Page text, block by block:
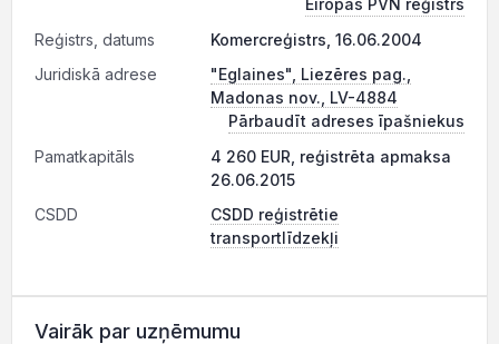
Eiropas PVN reģistrs
Reģistrs, datums
Komercreģistrs, 16.06.2004
Juridiskā adrese
"Eglaines", Liezēres pag.,
Madonas nov., LV-4884
Pārbaudīt adreses īpašniekus
Pamatkapitāls
4 260 EUR, reģistrēta apmaksa
26.06.2015
CSDD
CSDD reģistrētie
transportlīdzekļi
Vairāk par uzņēmumu